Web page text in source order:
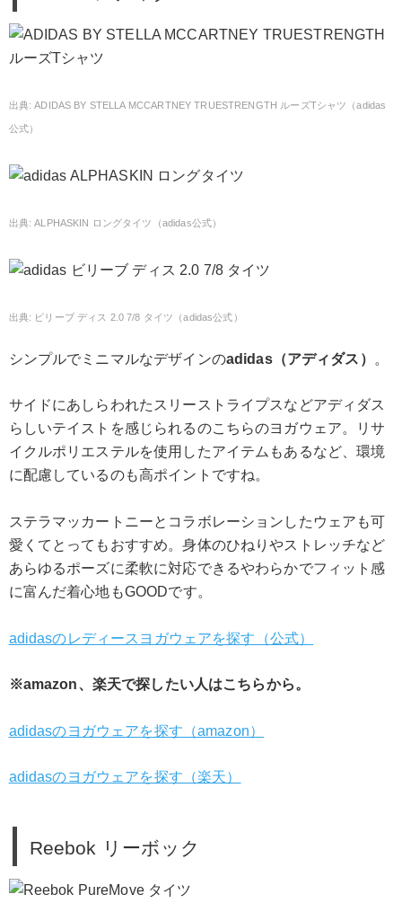
ADIDAS BY STELLA MCCARTNEY TRUESTRENGTH ルーズTシャツ（adidas
公式）
ALPHASKIN ロングタイツ（adidas公式）
ビリーブ ディス 2.0 7/8 タイツ（adidas公式）
シンプルでミニマルなデザインのadidas（アディダス） 。
サイドにあしらわれたスリーストライプスなどアディダス
らしいテイストを感じられるのこちらのヨガウェア。リサ
イクルポリエステルを使用したアイテムもあるなど、環境
に配慮しているのも高ポイントですね。
ステラマッカートニーとコラボレーションしたウェアも可
愛くてとってもおすすめ。身体のひねりやストレッチなど
あらゆるポーズに柔軟に対応できるやわらかでフィット感
に富んだ着心地もGOODです。
adidasのレディースヨガウェアを探す（公式）
※amazon、楽天で探したい人はこちらから。
adidasのヨガウェアを探す（amazon）
adidasのヨガウェアを探す（楽天）
Reebok リーボック